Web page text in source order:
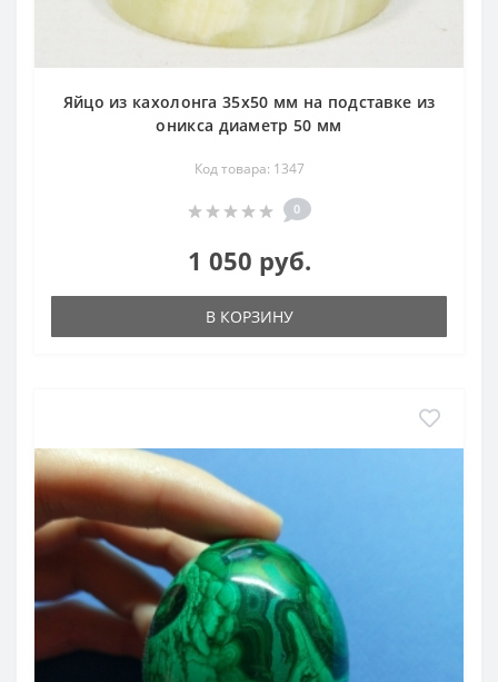
Яйцо из кахолонга 35х50 мм на подставке из
оникса диаметр 50 мм
Код товара: 1347
0
1 050 руб.
В КОРЗИНУ